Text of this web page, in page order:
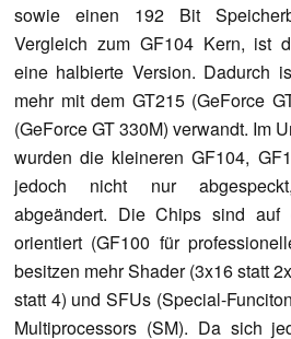
sowie einen 192 Bit
Vergleich zum GF104 Kern, ist
eine halbierte Version. Dadurch
mehr mit dem GT215 (GeForce
(GeForce GT 330M) verwandt. Im
wurden die kleineren GF104,
jedoch nicht nur
abgeändert. Die Chips sind auf
orientiert (GF100 für
besitzen mehr Shader (3x16 statt
statt 4) und SFUs (Special-
Multiprocessors (SM). Da sich